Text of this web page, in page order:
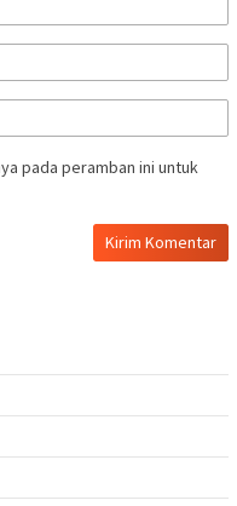
pada peramban ini untuk